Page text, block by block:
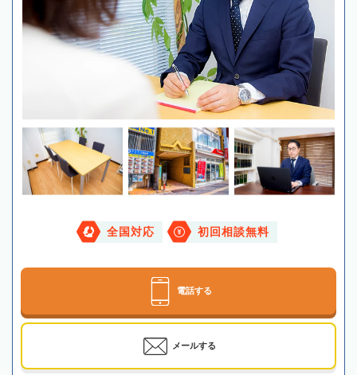
全国対応 初回相談無料
電話する
メールする